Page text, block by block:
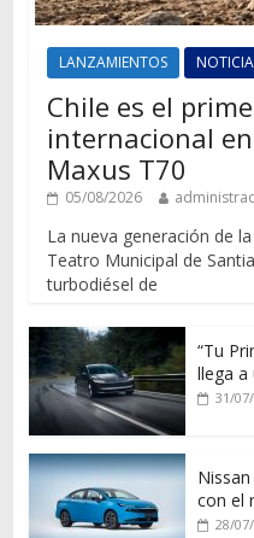
LANZAMIENTOS
Chile es el
internacional
Maxus T70
05/08/2026
La nueva generación de
Teatro Municipal de
turbodiésel de
“Tu
llega a
31/
con el
28/